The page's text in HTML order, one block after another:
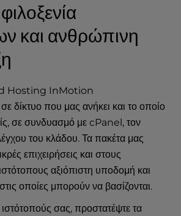
και ανθρώπινη
Hosting InMotion
δίκτυο που μας ανήκει και το οποίο
σε συνδυασμό με cPanel, τον
του κλάδου. Τα πακέτα μας
επιχειρήσεις και στους
αξιόπιστη υποδομή και
οποίες μπορούν να βασίζονται.
σας, προστατέψτε τα